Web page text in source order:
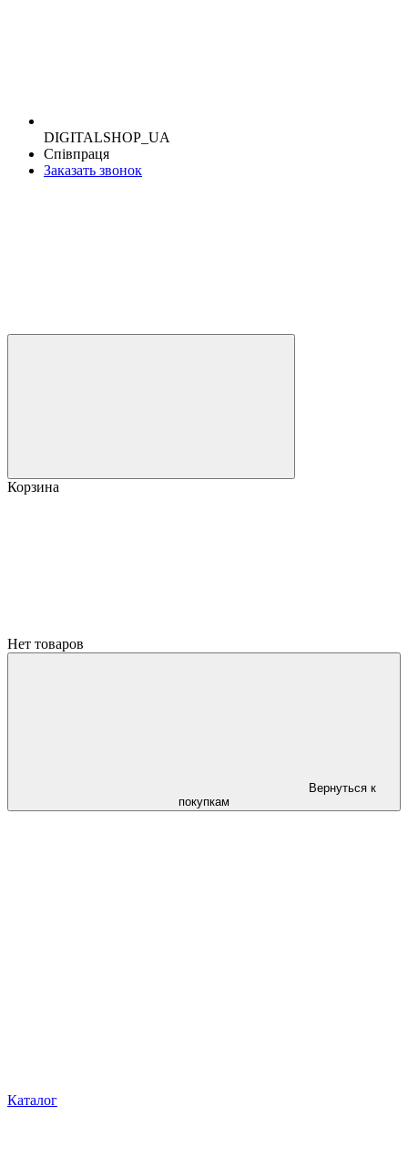
DIGITALSHOP_UA
Співпраця
Заказать звонок
Корзина
Нет товаров
Вернуться к
покупкам
Каталог